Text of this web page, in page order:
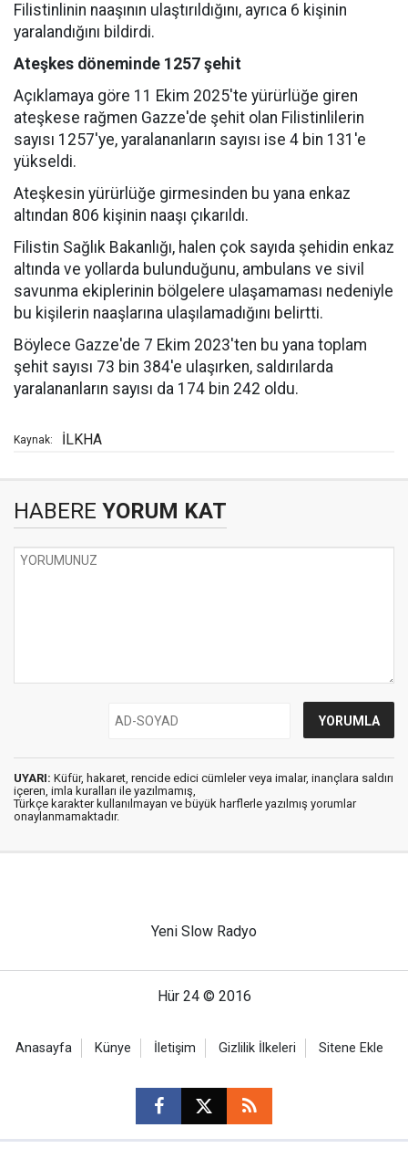
Filistinlinin naaşının ulaştırıldığını, ayrıca 6 kişinin
yaralandığını bildirdi.
Ateşkes döneminde 1257 şehit
Açıklamaya göre 11 Ekim 2025'te yürürlüğe giren
ateşkese rağmen Gazze'de şehit olan Filistinlilerin
sayısı 1257'ye, yaralananların sayısı ise 4 bin 131'e
yükseldi.
Ateşkesin yürürlüğe girmesinden bu yana enkaz
altından 806 kişinin naaşı çıkarıldı.
Filistin Sağlık Bakanlığı, halen çok sayıda şehidin enkaz
altında ve yollarda bulunduğunu, ambulans ve sivil
savunma ekiplerinin bölgelere ulaşamaması nedeniyle
bu kişilerin naaşlarına ulaşılamadığını belirtti.
Böylece Gazze'de 7 Ekim 2023'ten bu yana toplam
şehit sayısı 73 bin 384'e ulaşırken, saldırılarda
yaralananların sayısı da 174 bin 242 oldu.
Kaynak: İLKHA
HABERE YORUM KAT
UYARI: Küfür, hakaret, rencide edici cümleler veya imalar, inançlara saldırı
içeren, imla kuralları ile yazılmamış,
Türkçe karakter kullanılmayan ve büyük harflerle yazılmış yorumlar
onaylanmamaktadır.
Yeni Slow Radyo
Hür 24 © 2016
Anasayfa Künye İletişim Gizlilik İlkeleri Sitene Ekle